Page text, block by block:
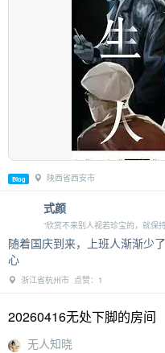
Blog 陕西省西安市
式颜
“欣赏不来别人视若珍宝的，就保
随着国庆到来，上班人渐渐少
心
浙江省杭州市 点赞：1
20260416无处下脚的房间
无人知晓